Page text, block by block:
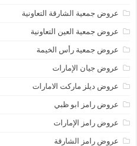
عروض جمعية الشارقة التعاونية
عروض جمعية العين التعاونية
عروض جمعية رأس الخيمة
عروض جيان الإمارات
عروض ديلز ماركت الامارات
عروض رامز ابو ظبي
عروض رامز الإمارات
عروض رامز الشارقة